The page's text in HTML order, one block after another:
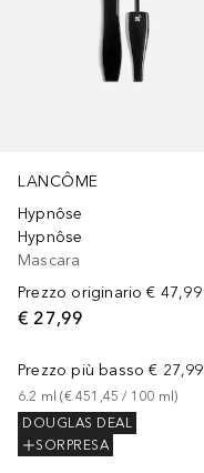
LANCÔME
Hypnôse
Hypnôse
Mascara
Prezzo originario € 47,99
€ 27,99
Prezzo più basso € 27,99
6.2 ml (€ 451,45 / 100 ml)
DOUGLAS DEAL
SORPRESA